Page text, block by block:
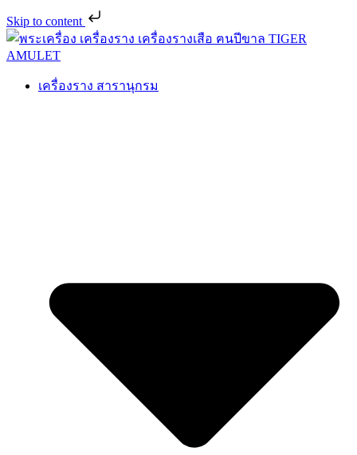
Skip to content
เครื่องราง สารานุกรม